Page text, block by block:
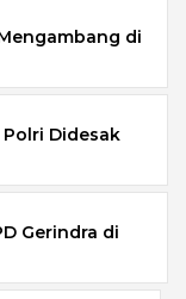
di
Didesak
Gerindra di